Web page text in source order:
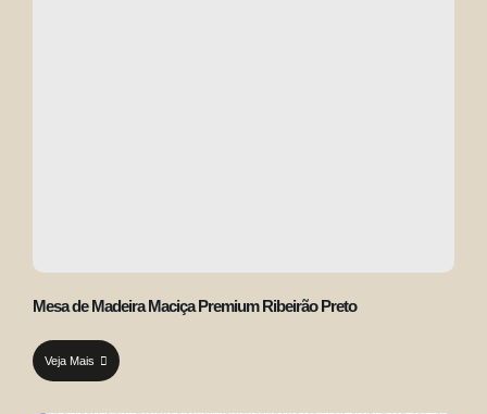
Mesa de Madeira Maciça Premium Ribeirão Preto
Veja Mais